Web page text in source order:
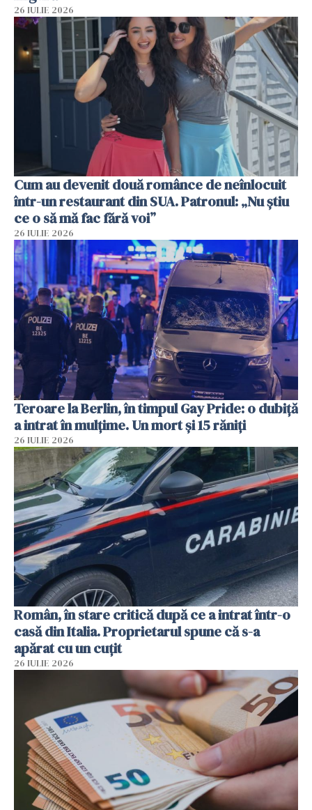
26 IULIE 2026
Cum au devenit două românce de neînlocuit
într-un restaurant din SUA. Patronul: „Nu știu
ce o să mă fac fără voi”
26 IULIE 2026
Teroare la Berlin, în timpul Gay Pride: o dubiță
a intrat în mulțime. Un mort și 15 răniți
26 IULIE 2026
Român, în stare critică după ce a intrat într-o
casă din Italia. Proprietarul spune că s-a
apărat cu un cuțit
26 IULIE 2026